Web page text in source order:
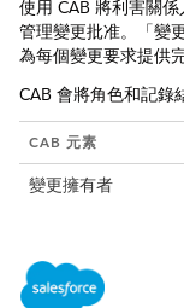
使用 CAB 將利害關
管理變更批准。「變
為每個變更要求提供
CAB 會將角色和記錄
CAB 元素
變更擁有者
CAB 定義